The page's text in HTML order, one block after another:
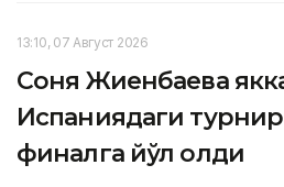
13:10, 07 Август 2026
Соня Жиенбаева
Испаниядаги
финалга йўл олди